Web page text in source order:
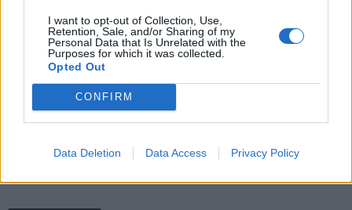
I want to opt-out of Collection, Use,
Retention, Sale, and/or Sharing of my
Personal Data that Is Unrelated with the
Purposes for which it was collected.
Opted Out
CONFIRM
Data Deletion Data Access Privacy Policy
Mort suspecte d’un enfant liée à la bactérie E.coli
1 mars 2022
Amputée des quatre membres pour un simple contrôle de
routine à l’hôpital
news - 19 août 2021
Huitième vague : retour du masque obligatoire ?